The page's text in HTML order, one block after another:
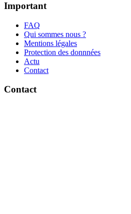
Important
FAQ
Qui sommes nous ?
Mentions légales
Protection des donnnées
Actu
Contact
Contact